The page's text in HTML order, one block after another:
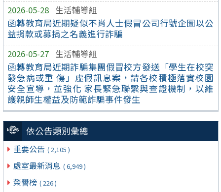
2026-05-28 生活輔導組
函轉教育局近期疑似不肖人士假冒公司行號企圖以公
益捐款或募捐之名義進行詐騙
2026-05-27 生活輔導組
函轉教育局近期詐騙集團假冒校方發送「學生在校突
發急病或重 傷」虛假訊息案，請各校積極落實校園
安全宣導，並強化 家長緊急聯繫與查證機制，以維
護親師生權益及防範詐騙事件發生
依公告類別彙總
重要公告 ( 2,105 )
處室最新消息 ( 6,949 )
榮譽榜 ( 226 )